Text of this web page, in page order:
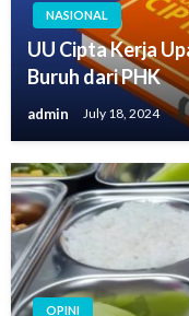
NASIONAL
UU Cipta Kerja
Buruh dari PHK
admin July 18, 2024
OPINI